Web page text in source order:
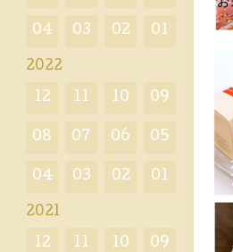
04 03 02 01
2022
12 11 10 09
08 07 06 05
04 03 02 01
2021
12 11 10 09